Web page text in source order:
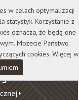
w Kielcach
w celach optymalizacji
statystyk. Korzystanie z
oznacza, że będą one
Możecie Państwo
cookies. Więcej w